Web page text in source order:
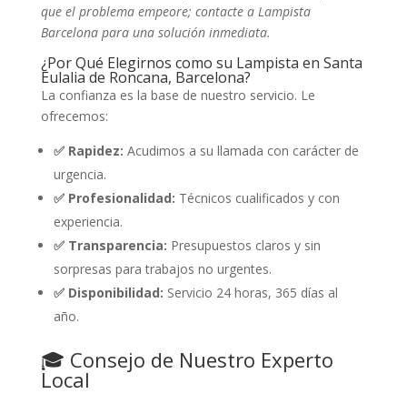
que el problema empeore; contacte a Lampista
Barcelona para una solución inmediata.
¿Por Qué Elegirnos como su Lampista en Santa
Eulalia de Roncana, Barcelona?
La confianza es la base de nuestro servicio. Le
ofrecemos:
✅ Rapidez: Acudimos a su llamada con carácter de
urgencia.
✅ Profesionalidad: Técnicos cualificados y con
experiencia.
✅ Transparencia: Presupuestos claros y sin
sorpresas para trabajos no urgentes.
✅ Disponibilidad: Servicio 24 horas, 365 días al
año.
🎓 Consejo de Nuestro Experto
Local